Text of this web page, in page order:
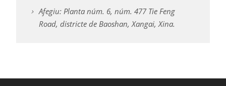
Afegiu: Planta núm. 6, núm. 477 Tie Feng
Road, districte de Baoshan, Xangai, Xina.